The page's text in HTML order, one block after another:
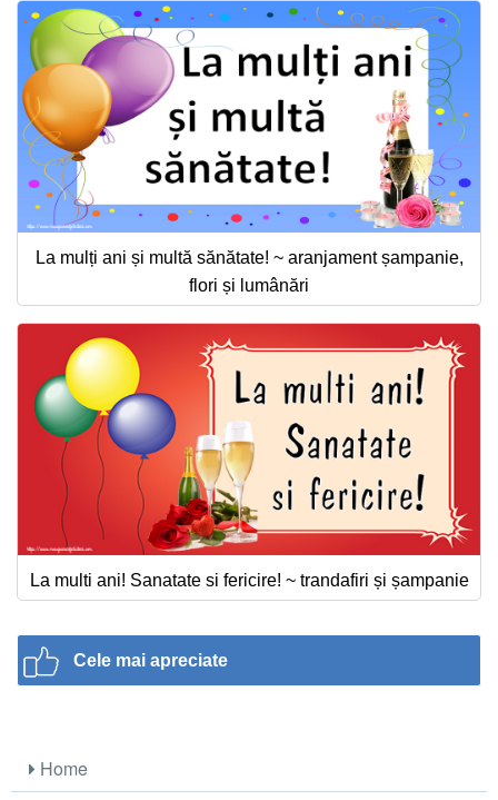
La mulți ani și multă sănătate! ~ aranjament șampanie,
flori și lumânări
La multi ani! Sanatate si fericire! ~ trandafiri și șampanie
Cele mai apreciate
Home